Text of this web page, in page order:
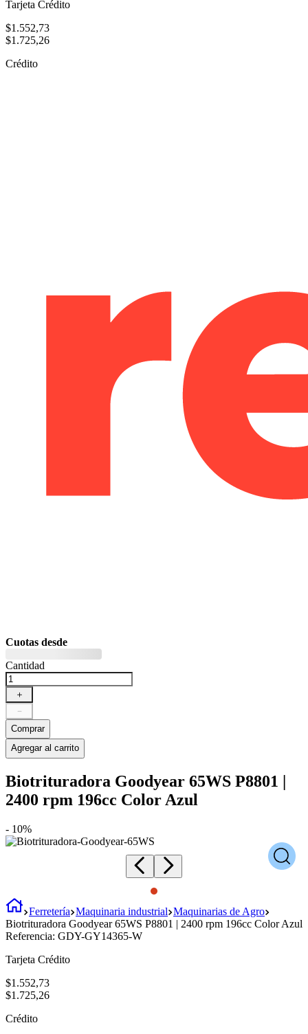
Tarjeta Crédito
$1 .552,73
$1 .725,26
Crédito
Cuotas desde
Cantidad
＋
－
Comprar
Agregar al carrito
Biotrituradora Goodyear 65WS P8801 |
2400 rpm 196cc Color Azul
- 10%
Ferretería Maquinaria industrial Maquinarias de Agro
Biotrituradora Goodyear 65WS P8801 | 2400 rpm 196cc Color Azul
Referencia: GDY-GY14365-W
Tarjeta Crédito
$1 .552,73
$1 .725,26
Crédito